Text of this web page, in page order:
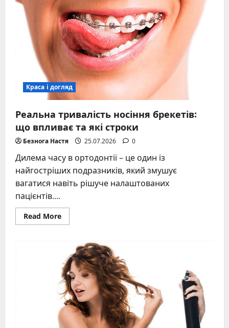
домашній
догляд
Краса і догляд
Реальна тривалість носіння брекетів:
що впливає та які строки
Безнога Настя 25.07.2026 0
Дилема часу в ортодонтії – це один із
найгостріших подразників, який змушує
вагатися навіть рішуче налаштованих
пацієнтів....
Read MoreRead
more
тривалість
носіння
брекетів:
що
впливає
та
які
строки